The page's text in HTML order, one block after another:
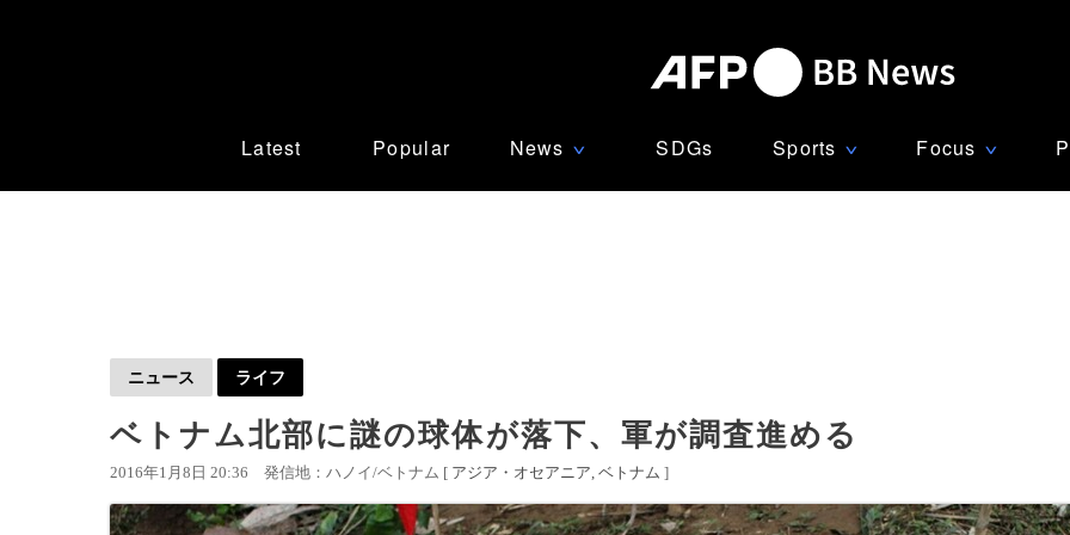
Latest Popular News ∨ SDGs Sports ∨ Focus ∨
ニュース ライフ
ベトナム北部に謎の球体が落下、軍が調査進める
2016年1月8日 20:36 発信地：ハノイ/ベトナム [ アジア・オセアニア ベトナム ]